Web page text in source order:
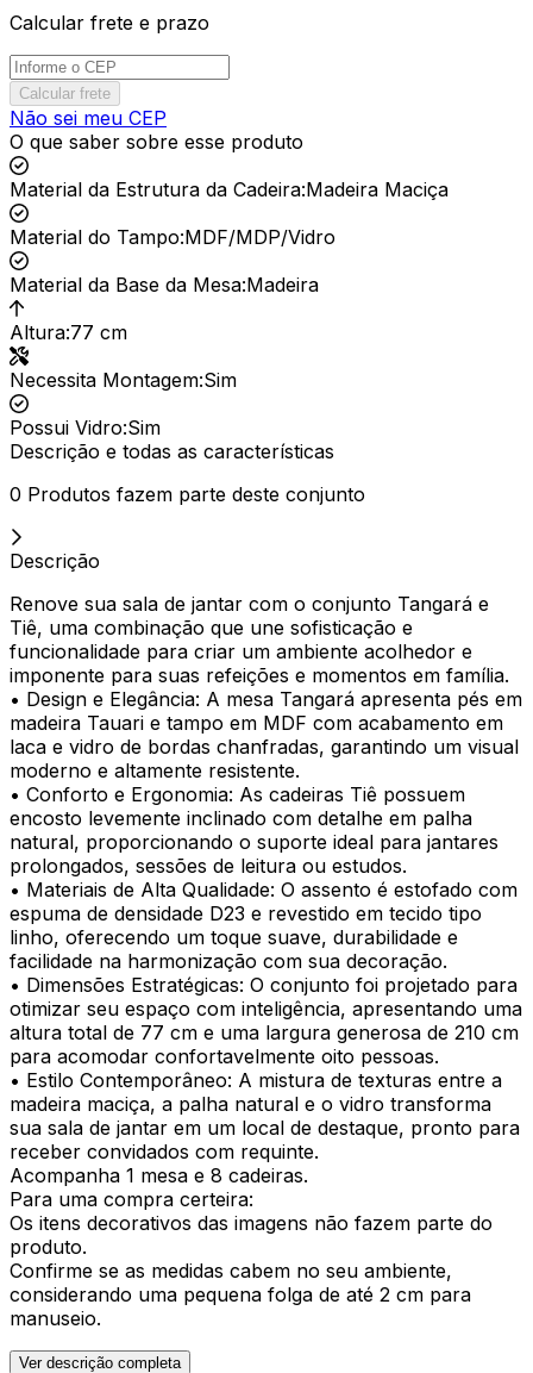
Calcular frete e prazo
Calcular frete
Não sei meu CEP
O que saber sobre esse produto
Material da Estrutura da Cadeira:Madeira Maciça
Material do Tampo:MDF/MDP/Vidro
Material da Base da Mesa:Madeira
Altura:77 cm
Necessita Montagem:Sim
Possui Vidro:Sim
Descrição e todas as características
0 Produtos fazem parte deste conjunto
Descrição
Renove sua sala de jantar com o conjunto Tangará e
Tiê, uma combinação que une sofisticação e
funcionalidade para criar um ambiente acolhedor e
imponente para suas refeições e momentos em família.
• Design e Elegância: A mesa Tangará apresenta pés em
madeira Tauari e tampo em MDF com acabamento em
laca e vidro de bordas chanfradas, garantindo um visual
moderno e altamente resistente.
• Conforto e Ergonomia: As cadeiras Tiê possuem
encosto levemente inclinado com detalhe em palha
natural, proporcionando o suporte ideal para jantares
prolongados, sessões de leitura ou estudos.
• Materiais de Alta Qualidade: O assento é estofado com
espuma de densidade D23 e revestido em tecido tipo
linho, oferecendo um toque suave, durabilidade e
facilidade na harmonização com sua decoração.
• Dimensões Estratégicas: O conjunto foi projetado para
otimizar seu espaço com inteligência, apresentando uma
altura total de 77 cm e uma largura generosa de 210 cm
para acomodar confortavelmente oito pessoas.
• Estilo Contemporâneo: A mistura de texturas entre a
madeira maciça, a palha natural e o vidro transforma
sua sala de jantar em um local de destaque, pronto para
receber convidados com requinte.
Acompanha 1 mesa e 8 cadeiras.
Para uma compra certeira:
Os itens decorativos das imagens não fazem parte do
produto.
Confirme se as medidas cabem no seu ambiente,
considerando uma pequena folga de até 2 cm para
manuseio.
Ver descrição completa